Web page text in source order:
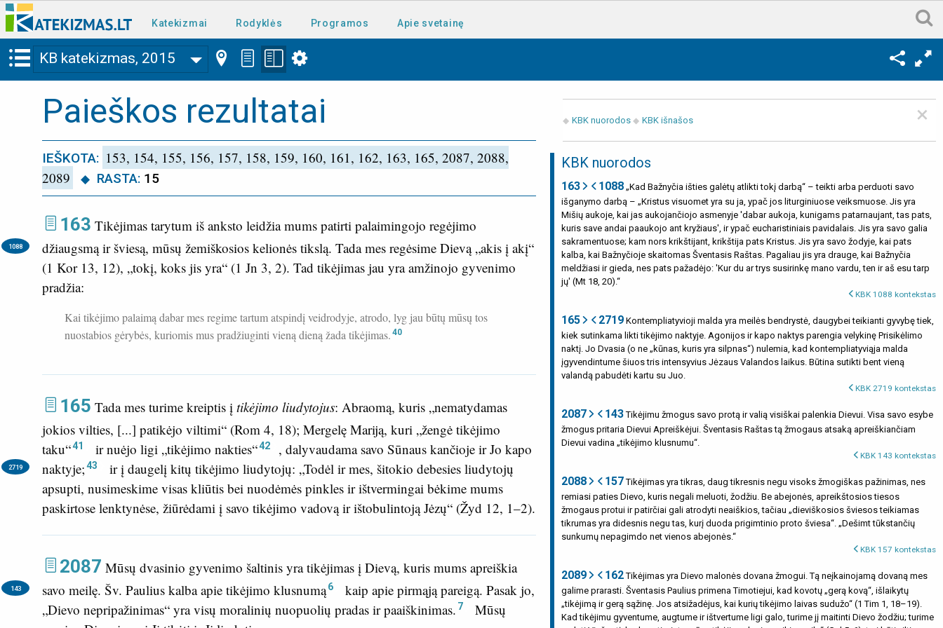
Katekizmai Rodyklės Programos Apie svetainę
KB katekizmas, 2015
Paieškos rezultatai
IEŠKOTA: 153, 154, 155, 156, 157, 158, 159, 160, 161, 162, 163, 165, 2087, 2088,
2089
RASTA: 15
163 Tikėjimas tarytum iš anksto leidžia mums patirti palaimingojo regėjimo
džiaugsmą ir šviesą, mūsų žemiškosios kelionės tikslą.
1088
Tada mes regėsime Dievą „akis į akį“
(1 Kor 13, 12), „tokį, koks jis yra“ (1 Jn 3, 2). Tad tikėjimas jau yra amžinojo gyvenimo
pradžia:
Kai tikėjimo palaimą dabar mes regime tartum atspindį veidrodyje, atrodo, lyg jau būtų mūsų tos
nuostabios gėrybės, kuriomis mus pradžiuginti vieną dieną žada tikėjimas. 40
165 Tada mes turime kreiptis į tikėjimo liudytojus: Abraomą, kuris „nematydamas
jokios vilties, [...] patikėjo viltimi“ (Rom 4, 18); Mergelę Mariją, kuri „žengė tikėjimo
taku“41 ir nuėjo ligi „tikėjimo nakties“42
, dalyvaudama savo Sūnaus kančioje ir Jo kapo
naktyje;43
2719
ir į daugelį kitų tikėjimo liudytojų: „Todėl ir mes, šitokio debesies liudytojų
apsupti, nusimeskime visas kliūtis bei nuodėmės pinkles ir ištvermingai bėkime mums
paskirtose lenktynėse, žiūrėdami į savo tikėjimo vadovą ir ištobulintoją Jėzų“ (Žyd 12, 1–2).
2087 Mūsų dvasinio gyvenimo šaltinis yra tikėjimas į Dievą, kuris mums apreiškia
savo meilę.
143 Šv. Paulius kalba apie tikėjimo klusnumą6
kaip apie pirmąją pareigą. Pasak jo,
„Dievo nepripažinimas“ yra visų moralinių nuopuolių pradas ir paaiškinimas. 7
Mūsų
×
KBK nuorodos KBK išnašos
KBK nuorodos
163 1088 „Kad Bažnyčia išties galėtų atlikti tokį darbą“ – teikti arba perduoti savo
išganymo darbą – „Kristus visuomet yra su ja, ypač jos liturginiuose veiksmuose. Jis yra
Mišių aukoje, kai jas aukojančiojo asmenyje 'dabar aukoja, kunigams patarnaujant, tas pats,
kuris save andai paaukojo ant kryžiaus', ir ypač eucharistiniais pavidalais. Jis yra savo galia
sakramentuose; kam nors krikštijant, krikštija pats Kristus. Jis yra savo žodyje, kai pats
kalba, kai Bažnyčioje skaitomas Šventasis Raštas. Pagaliau jis yra drauge, kai Bažnyčia
meldžiasi ir gieda, nes pats pažadėjo: 'Kur du ar trys susirinkę mano vardu, ten ir aš esu tarp
jų' (Mt 18, 20).“
KBK 1088 kontekstas
165 2719 Kontempliatyvioji malda yra meilės bendrystė, daugybei teikianti gyvybę tiek,
kiek sutinkama likti tikėjimo naktyje. Agonijos ir kapo naktys parengia velykinę Prisikėlimo
naktį. Jo Dvasia (o ne „kūnas, kuris yra silpnas“) nulemia, kad kontempliatyviąja malda
įgyvendintume šiuos tris intensyvius Jėzaus Valandos laikus. Būtina sutikti bent vieną
valandą pabudėti kartu su Juo.
KBK 2719 kontekstas
2087 143Tikėjimu žmogus savo protą ir valią visiškai palenkia Dievui. Visa savo esybe
žmogus pritaria Dievui Apreiškėjui. Šventasis Raštas tą žmogaus atsaką apreiškiančiam
Dievui vadina „tikėjimo klusnumu“.
KBK 143 kontekstas
2088 157Tikėjimas yra tikras, daug tikresnis negu visoks žmogiškas pažinimas, nes
remiasi paties Dievo, kuris negali meluoti, žodžiu. Be abejonės, apreikštosios tiesos
žmogaus protui ir patirčiai gali atrodyti neaiškios, tačiau „dieviškosios šviesos teikiamas
tikrumas yra didesnis negu tas, kurį duoda prigimtinio proto šviesa“. „Dešimt tūkstančių
sunkumų nepagimdo net vienos abejonės.“
KBK 157 kontekstas
2089 162Tikėjimas yra Dievo malonės dovana žmogui. Tą neįkainojamą dovaną mes
galime prarasti. Šventasis Paulius primena Timotiejui, kad kovotų „gerą kovą“, išlaikytų
„tikėjimą ir gerą sąžinę. Jos atsižadėjus, kai kurių tikėjimo laivas sudužo“ (1 Tim 1, 18–19).
Kad tikėjimu gyventume, augtume ir ištvertume ligi galo, turime jį maitinti Dievo žodžiu; turime